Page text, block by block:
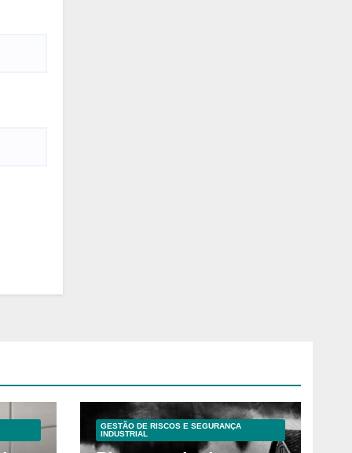
GESTÃO DE RISCOS E SEGURANÇA
INDUSTRIAL